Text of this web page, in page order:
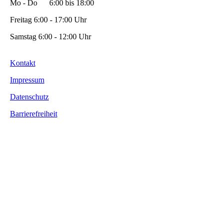
Mo - Do 6:00 bis 18:00
Freitag 6:00 - 17:00 Uhr
Samstag 6:00 - 12:00 Uhr
Kontakt
Impressum
Datenschutz
Barrierefreiheit